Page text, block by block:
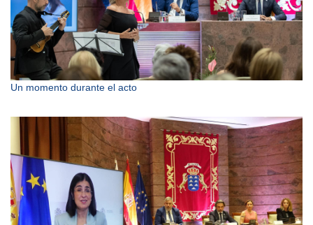
Un momento durante el acto